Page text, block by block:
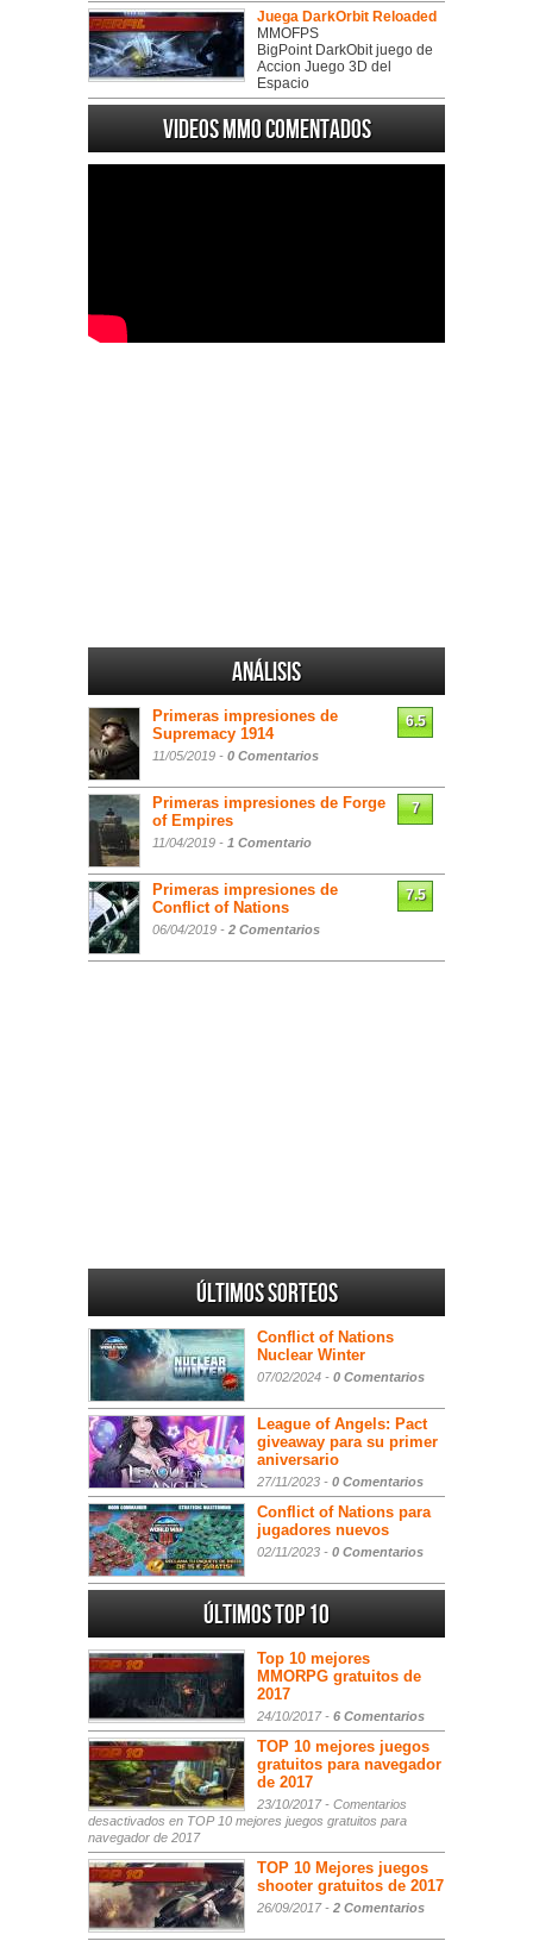
Juega DarkOrbit Reloaded
MMOFPS
BigPoint DarkObit juego de
Accion Juego 3D del
Espacio
Videos MMO Comentados
Análisis
Primeras impresiones de
Supremacy 1914
11/05/2019 - 0 Comentarios
6.5
Primeras impresiones de Forge
of Empires
11/04/2019 - 1 Comentario
7
Primeras impresiones de
Conflict of Nations
06/04/2019 - 2 Comentarios
7.5
Últimos sorteos
Conflict of Nations
Nuclear Winter
07/02/2024 - 0 Comentarios
League of Angels: Pact
giveaway para su primer
aniversario
27/11/2023 - 0 Comentarios
Conflict of Nations para
jugadores nuevos
02/11/2023 - 0 Comentarios
Últimos Top 10
Top 10 mejores
MMORPG gratuitos de
2017
24/10/2017 - 6 Comentarios
TOP 10 mejores juegos
gratuitos para navegador
de 2017
23/10/2017 - Comentarios
desactivados en TOP 10 mejores juegos gratuitos para
navegador de 2017
TOP 10 Mejores juegos
shooter gratuitos de 2017
26/09/2017 - 2 Comentarios